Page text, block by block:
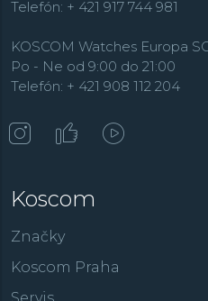
Telefón: + 421 917 744 981
KOSCOM Watches Europa
Po - Ne od 9:00 do 21:00
Telefón: + 421 908 112 204
Koscom
Značky
Koscom Praha